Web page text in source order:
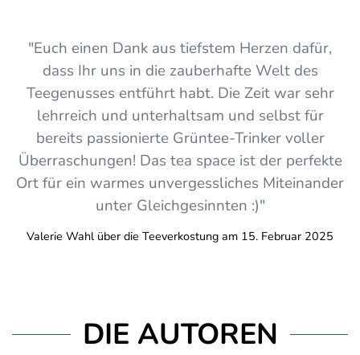
"Euch einen Dank aus tiefstem Herzen dafür,
dass Ihr uns in die zauberhafte Welt des
Teegenusses entführt habt. Die Zeit war sehr
lehrreich und unterhaltsam und selbst für
bereits passionierte Grüntee-Trinker voller
Überraschungen! Das tea space ist der perfekte
Ort für ein warmes unvergessliches Miteinander
unter Gleichgesinnten :)"
Valerie Wahl über die Teeverkostung am 15. Februar 2025
DIE AUTOREN